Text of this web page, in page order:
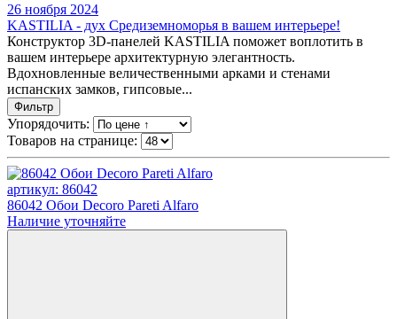
26 ноября 2024
KASTILIA - дух Средиземноморья в вашем интерьере!
Конструктор 3D-панелей KASTILIA поможет воплотить в
вашем интерьере архитектурную элегантность.
Вдохновленные величественными арками и стенами
испанских замков, гипсовые...
Фильтр
Упорядочить:
Товаров на странице:
артикул: 86042
86042 Обои Decoro Pareti Alfaro
Наличие уточняйте